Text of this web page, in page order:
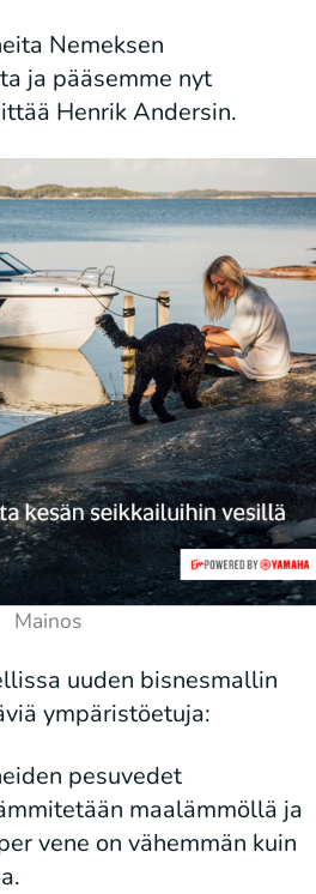
Nemeksen
ja pääsemme nyt
Henrik Andersin.
uuden bisnesmallin
ympäristöetuja:
pesuvedet
maalämmöllä ja
vene on vähemmän kuin